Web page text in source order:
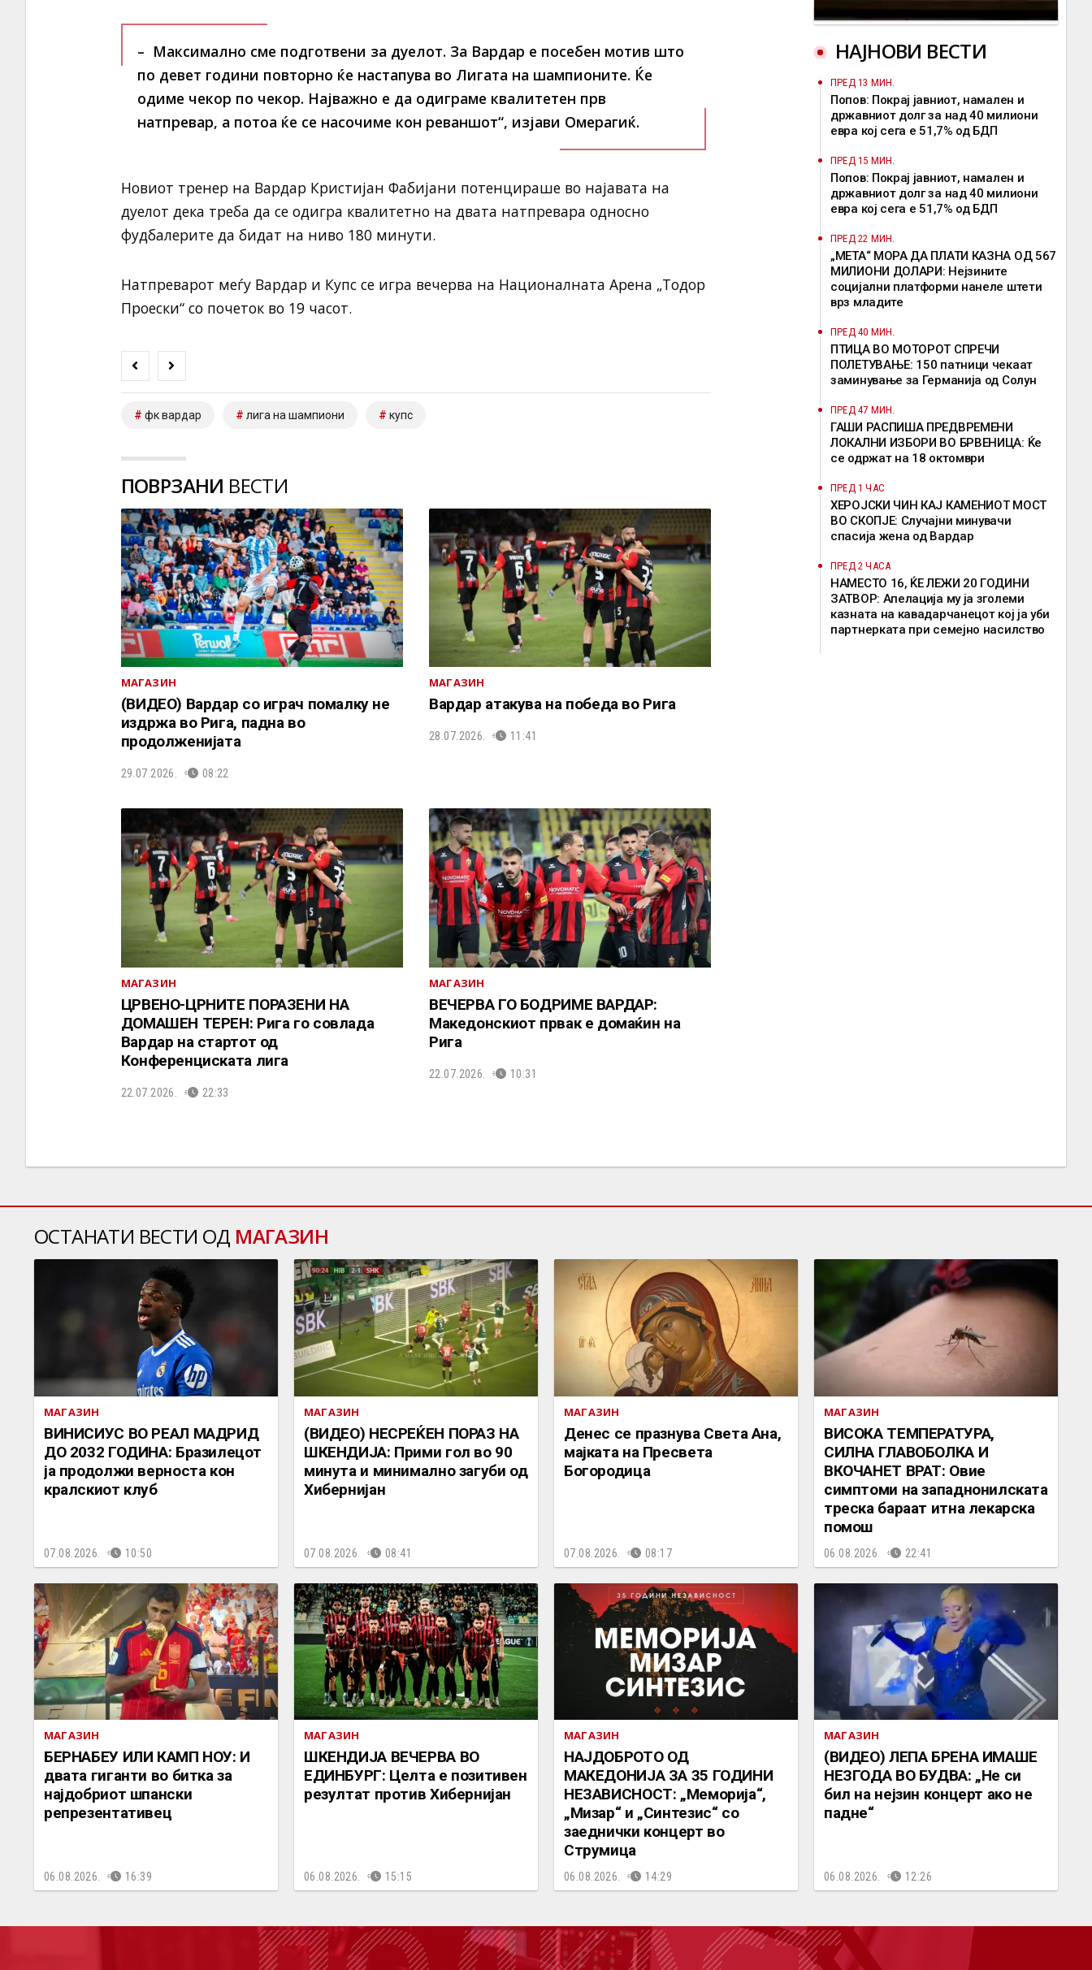
– Максимално сме подготвени за дуелот. За Вардар е посебен мотив што
по девет години повторно ќе настапува во Лигата на шампионите. Ќе
одиме чекор по чекор. Најважно е да одиграме квалитетен прв
натпревар, а потоа ќе се насочиме кон реваншот“, изјави Омерагиќ.
Новиот тренер на Вардар Кристијан Фабијани потенцираше во најавата на
дуелот дека треба да се одигра квалитетно на двата натпревара односно
фудбалерите да бидат на ниво 180 минути.
Натпреварот меѓу Вардар и Купс се игра вечерва на Националната Арена „Тодор
Проески“ со почеток во 19 часот.
фк вардар лига на шампиони купс
ПОВРЗАНИ ВЕСТИ
МАГАЗИН
(ВИДЕО) Вардар со играч помалку не
издржа во Рига, падна во
продолженијата
29.07.2026. 08:22
МАГАЗИН
Вардар атакува на победа во Рига
28.07.2026. 11:41
МАГАЗИН
ЦРВЕНО-ЦРНИТЕ ПОРАЗЕНИ НА
ДОМАШЕН ТЕРЕН: Рига го совлада
Вардар на стартот од
Конференциската лига
22.07.2026. 22:33
МАГАЗИН
ВЕЧЕРВА ГО БОДРИМЕ ВАРДАР:
Македонскиот првак е домаќин на
Рига
22.07.2026. 10:31
НАЈНОВИ ВЕСТИ
ПРЕД 13 МИН.
Попов: Покрај јавниот, намален и
државниот долг за над 40 милиони
евра кој сега е 51,7% од БДП
ПРЕД 15 МИН.
Попов: Покрај јавниот, намален и
државниот долг за над 40 милиони
евра кој сега е 51,7% од БДП
ПРЕД 22 МИН.
„МЕТА“ МОРА ДА ПЛАТИ КАЗНА ОД 567
МИЛИОНИ ДОЛАРИ: Нејзините
социјални платформи нанеле штети
врз младите
ПРЕД 40 МИН.
ПТИЦА ВО МОТОРОТ СПРЕЧИ
ПОЛЕТУВАЊЕ: 150 патници чекаат
заминување за Германија од Солун
ПРЕД 47 МИН.
ГАШИ РАСПИША ПРЕДВРЕМЕНИ
ЛОКАЛНИ ИЗБОРИ ВО БРВЕНИЦА: Ќе
се одржат на 18 октомври
ПРЕД 1 ЧАС
ХЕРОЈСКИ ЧИН КАЈ КАМЕНИОТ МОСТ
ВО СКОПЈЕ: Случајни минувачи
спасија жена од Вардар
ПРЕД 2 ЧАСА
НАМЕСТО 16, ЌЕ ЛЕЖИ 20 ГОДИНИ
ЗАТВОР: Апелација му ја зголеми
казната на кавадарчанецот кој ја уби
партнерката при семејно насилство
ОСТАНАТИ ВЕСТИ ОД МАГАЗИН
МАГАЗИН
ВИНИСИУС ВО РЕАЛ МАДРИД
ДО 2032 ГОДИНА: Бразилецот
ја продолжи верноста кон
кралскиот клуб
07.08.2026. 10:50
МАГАЗИН
(ВИДЕО) НЕСРЕЌЕН ПОРАЗ НА
ШКЕНДИЈА: Прими гол во 90
минута и минимално загуби од
Хибернијан
07.08.2026. 08:41
МАГАЗИН
Денес се празнува Света Ана,
мајката на Пресвета
Богородица
07.08.2026. 08:17
МАГАЗИН
ВИСОКА ТЕМПЕРАТУРА,
СИЛНА ГЛАВОБОЛКА И
ВКОЧАНЕТ ВРАТ: Овие
симптоми на западнонилската
треска бараат итна лекарска
помош
06.08.2026. 22:41
МАГАЗИН
БЕРНАБЕУ ИЛИ КАМП НОУ: И
двата гиганти во битка за
најдобриот шпански
репрезентативец
06.08.2026. 16:39
МАГАЗИН
ШКЕНДИЈА ВЕЧЕРВА ВО
ЕДИНБУРГ: Целта е позитивен
резултат против Хибернијан
06.08.2026. 15:15
МАГАЗИН
НАЈДОБРОТО ОД
МАКЕДОНИЈА ЗА 35 ГОДИНИ
НЕЗАВИСНОСТ: „Меморија“,
„Мизар“ и „Синтезис“ со
заеднички концерт во
Струмица
06.08.2026. 14:29
МАГАЗИН
(ВИДЕО) ЛЕПА БРЕНА ИМАШЕ
НЕЗГОДА ВО БУДВА: „Не си
бил на нејзин концерт ако не
падне“
06.08.2026. 12:26